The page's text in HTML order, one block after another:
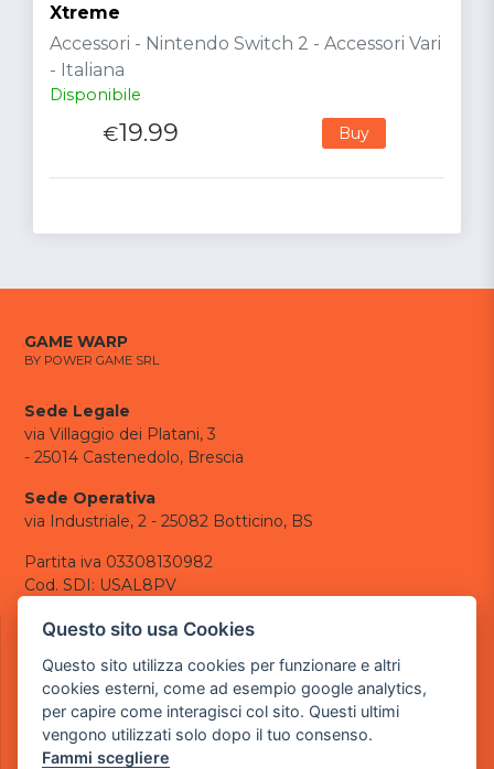
Xtreme
Accessori - Nintendo Switch 2 - Accessori Vari
- Italiana
Disponibile
€19.99 Buy
GAME WARP
BY POWER GAME SRL
Sede Legale
via Villaggio dei Platani, 3
- 25014 Castenedolo, Brescia
Sede Operativa
via Industriale, 2 - 25082 Botticino, BS
Partita iva 03308130982
Cod. SDI: USAL8PV
CONTATTI
tel.: +39 030 376 2377
tel.: +39 030 336 6259
pec:powergamesrl@legalmail.it
LINK UTILI
Questo sito usa Cookies
Questo sito utilizza cookies per funzionare e altri
cookies esterni, come ad esempio google analytics,
per capire come interagisci col sito. Questi ultimi
vengono utilizzati solo dopo il tuo consenso.
Fammi scegliere